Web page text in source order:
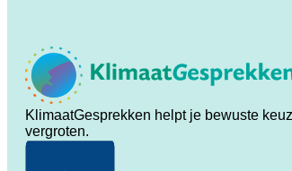
KlimaatGesprekken helpt je bewuste
vergroten.